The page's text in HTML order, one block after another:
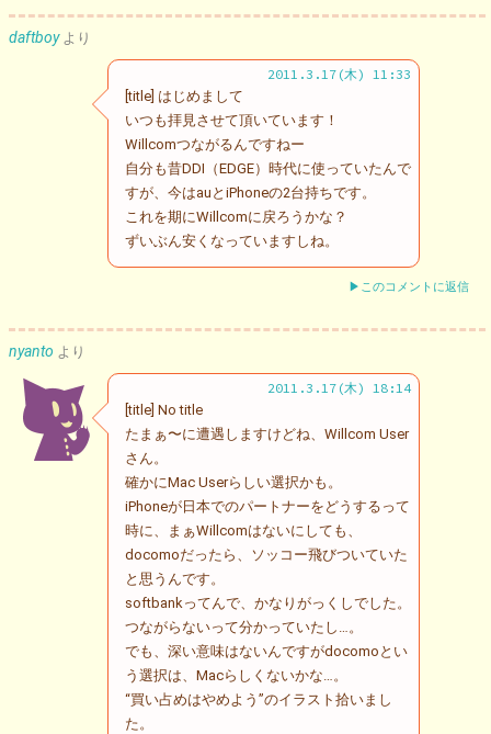
daftboy より
2011.3.17(木) 11:33
[title] はじめまして
いつも拝見させて頂いています！
Willcomつながるんですねー
自分も昔DDI（EDGE）時代に使っていたんで
すが、今はauとiPhoneの2台持ちです。
これを期にWillcomに戻ろうかな？
ずいぶん安くなっていますしね。
▶このコメントに返信
nyanto より
2011.3.17(木) 18:14
[title] No title
たまぁ〜に遭遇しますけどね、Willcom User
さん。
確かにMac Userらしい選択かも。
iPhoneが日本でのパートナーをどうするって
時に、まぁWillcomはないにしても、
docomoだったら、ソッコー飛びついていた
と思うんです。
softbankってんで、かなりがっくしでした。
つながらないって分かっていたし…。
でも、深い意味はないんですがdocomoとい
う選択は、Macらしくないかな…。
“買い占めはやめよう”のイラスト拾いまし
た。